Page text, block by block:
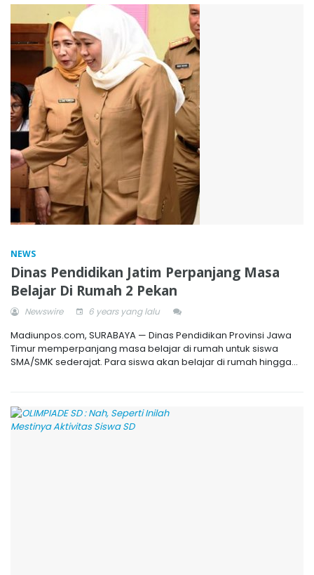
NEWS
Dinas Pendidikan Jatim Perpanjang Masa
Belajar Di Rumah 2 Pekan
Newswire 6 years yang lalu
Madiunpos.com, SURABAYA — Dinas Pendidikan Provinsi Jawa
Timur memperpanjang masa belajar di rumah untuk siswa
SMA/SMK sederajat. Para siswa akan belajar di rumah hingga...